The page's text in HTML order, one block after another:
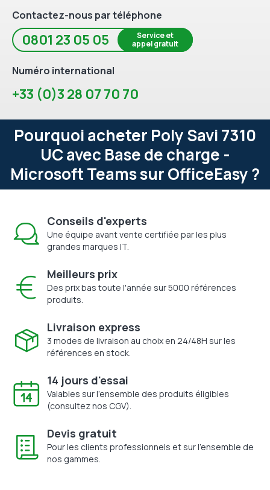
Contactez-nous par téléphone
0801 23 05 05
Service et
appel gratuit
Numéro international
+33 (0)3 28 07 70 70
Pourquoi acheter Poly Savi 7310
UC avec Base de charge -
Microsoft Teams sur OfficeEasy ?
Conseils d'experts
Une équipe avant vente certifiée par les plus
grandes marques IT.
Meilleurs prix
Des prix bas toute l'année sur 5000 références
produits.
Livraison express
3 modes de livraison au choix en 24/48H sur les
références en stock.
14 jours d'essai
Valables sur l'ensemble des produits éligibles
(consultez nos CGV).
Devis gratuit
Pour les clients professionnels et sur l'ensemble de
nos gammes.